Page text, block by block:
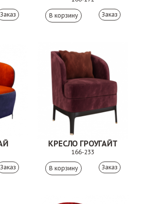
Заказ Заказ
Заказ
КРЕСЛО ГРОУГАЙТ
166-233
Заказ